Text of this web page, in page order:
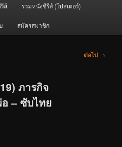
ส์ รวมหนังซีรีส์ (โปสเตอร์)
สมัครสมาชิก
ต่อไป →
ภารกิจ
– ซับไทย